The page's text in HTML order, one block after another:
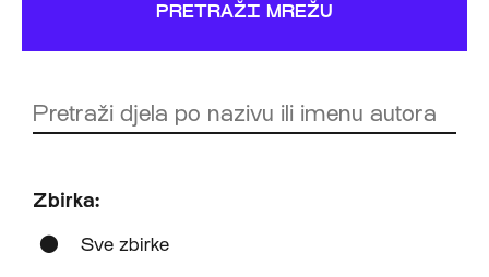
PRETRAŽI MREŽU
Zbirka:
Sve zbirke